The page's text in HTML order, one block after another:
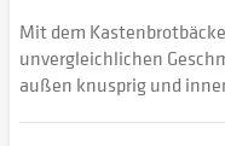
Mit dem
unvergleichlichen
außen knusprig und